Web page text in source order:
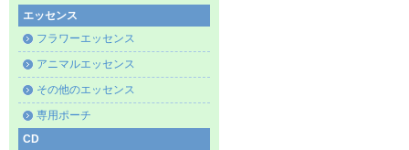
エッセンス
フラワーエッセンス
アニマルエッセンス
その他のエッセンス
専用ポーチ
CD